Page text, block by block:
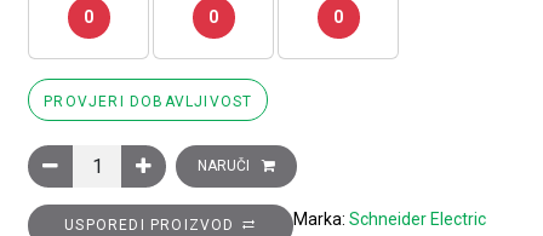
0 0 0
PROVJERI DOBAVLJIVOST
Glava gljivastog tipkala, plava, promjera 40 za rupu promjera
NARUČI
USPOREDI PROIZVOD Marka: Schneider Electric